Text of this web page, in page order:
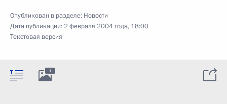
Опубликован в разделе: Новости
Дата публикации:2 февраля 2004 года, 18:00
Текстовая версия
1